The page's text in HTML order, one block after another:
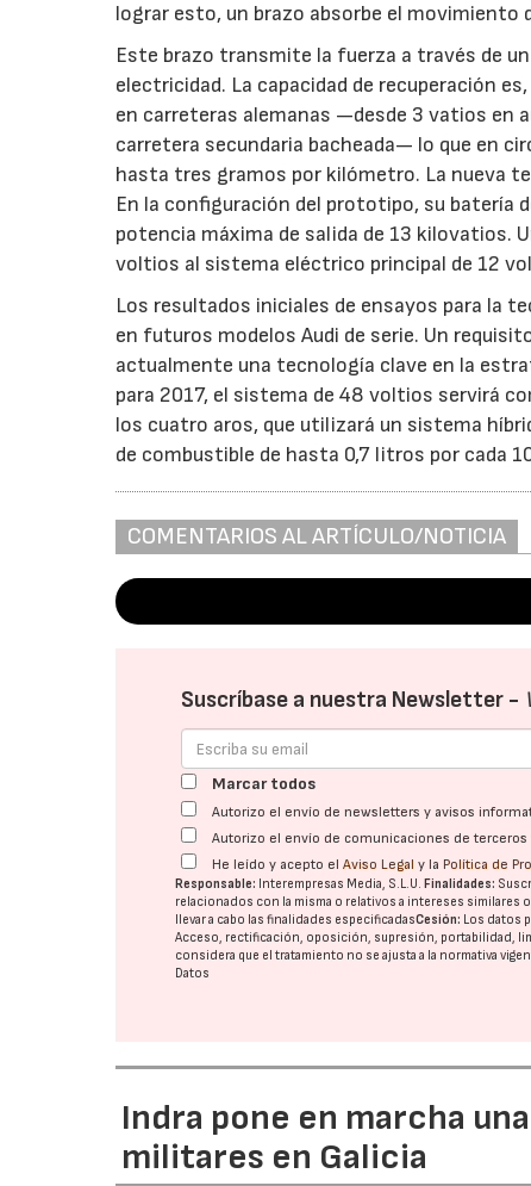
lograr esto, un brazo absorbe el movimiento
Este brazo transmite la fuerza a través de
electricidad. La capacidad de recuperación
en carreteras alemanas —desde 3 vatios en
carretera secundaria bacheada— lo que en
hasta tres gramos por kilómetro. La nueva
En la configuración del prototipo, su batería
potencia máxima de salida de 13 kilovatios.
voltios al sistema eléctrico principal de 12
Los resultados iniciales de ensayos para la
en futuros modelos Audi de serie. Un
actualmente una tecnología clave en la
para 2017, el sistema de 48 voltios servirá
los cuatro aros, que utilizará un sistema
de combustible de hasta 0,7 litros por cada
COMENTARIOS AL ARTÍCULO/NOTICIA
Suscríbase a nuestra Newsletter -
Marcar todos
Autorizo el envío de newsletters y avisos
Autorizo el envío de comunicaciones de
He leído y acepto elAviso Legal y la Política de
Responsable: Interempresas Media, S.L.U. Finalidades:
relacionados con la misma o relativos a intereses similares
llevar a cabo las finalidades especificadasCesión: Los datos
Acceso, rectificación, oposición, supresión, portabilidad,
considera que el tratamiento no se ajusta a la normativa
Datos
Indra pone en marcha
militares en Galicia